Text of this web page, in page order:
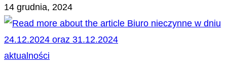
14 grudnia, 2024
aktualności